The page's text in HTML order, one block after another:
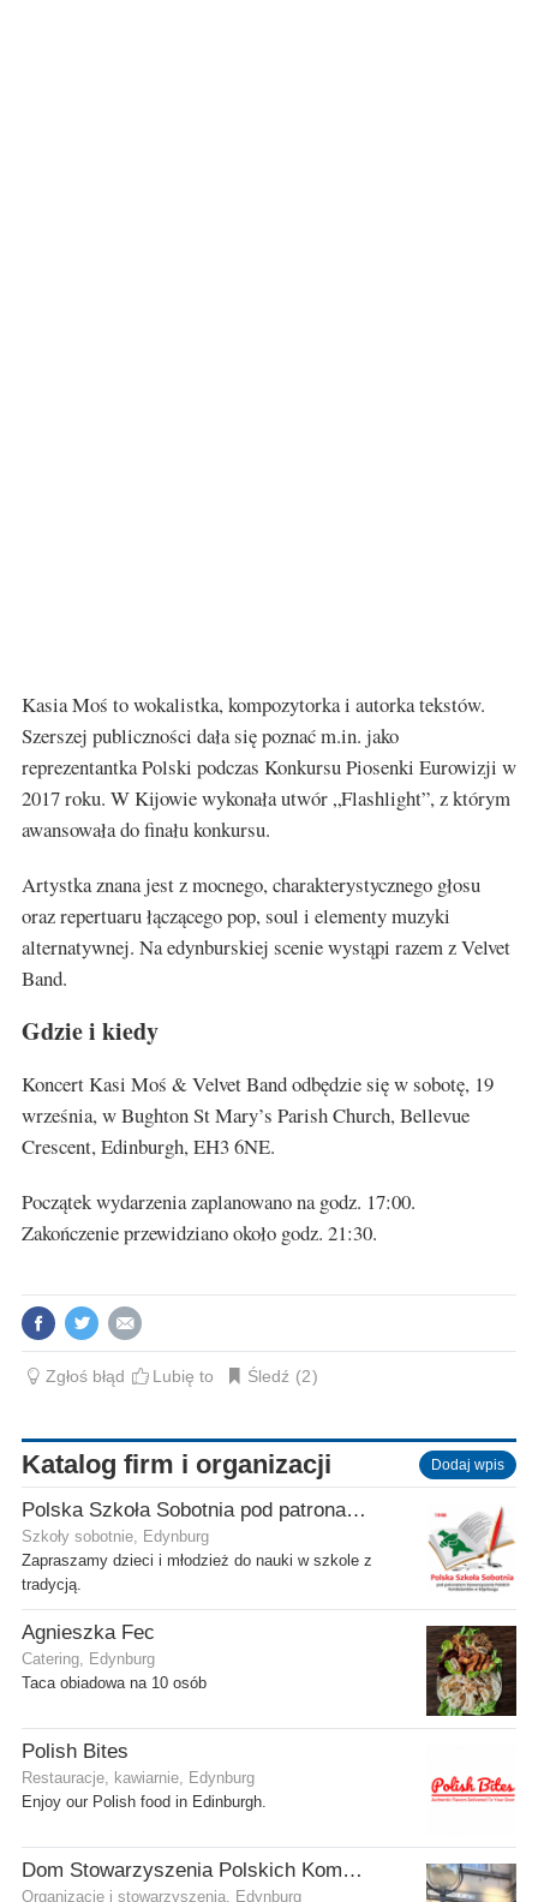
Kasia Moś to wokalistka, kompozytorka i autorka tekstów.
Szerszej publiczności dała się poznać m.in. jako
reprezentantka Polski podczas Konkursu Piosenki Eurowizji w
2017 roku. W Kijowie wykonała utwór „Flashlight”, z którym
awansowała do finału konkursu.
Artystka znana jest z mocnego, charakterystycznego głosu
oraz repertuaru łączącego pop, soul i elementy muzyki
alternatywnej. Na edynburskiej scenie wystąpi razem z Velvet
Band.
Gdzie i kiedy
Koncert Kasi Moś & Velvet Band odbędzie się w sobotę, 19
września, w Bughton St Mary’s Parish Church, Bellevue
Crescent, Edinburgh, EH3 6NE.
Początek wydarzenia zaplanowano na godz. 17:00.
Zakończenie przewidziano około godz. 21:30.
Zgłoś błąd Lubię to Śledź 2
Katalog firm i organizacji Dodaj wpis
Polska Szkoła Sobotnia pod patronatem SPK w Edynburgu - Filia Gilmerton
Szkoły sobotnie, Edynburg
Zapraszamy dzieci i młodzież do nauki w szkole z
tradycją.
Agnieszka Fec
Catering, Edynburg
Taca obiadowa na 10 osób
Polish Bites
Restauracje, kawiarnie, Edynburg
Enjoy our Polish food in Edinburgh.
Dom Stowarzyszenia Polskich Kombatantów (SPK) w Edynburgu
Organizacje i stowarzyszenia, Edynburg